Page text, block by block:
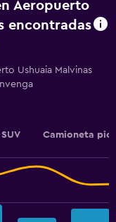
Aeropuerto
encontradas
Ushuaia Malvinas
SUV Camioneta